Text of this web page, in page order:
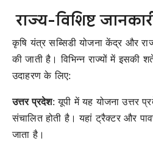
राज्य-विशिष्ट
कृषि यंत्र सब्सिडी योजना केंद्र और
की जाती है। विभिन्न राज्यों में इसकी
उदाहरण के लिए:
उत्तर प्रदेश: यूपी में यह योजना उत्तर
संचालित होती है। यहां ट्रैक्टर और
जाता है।